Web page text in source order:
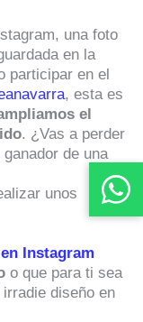
una foto
en la
participar en el
, esta es
el
. ¿Vas a perder
de una
unos
Instagram
o que para ti sea
diseño en